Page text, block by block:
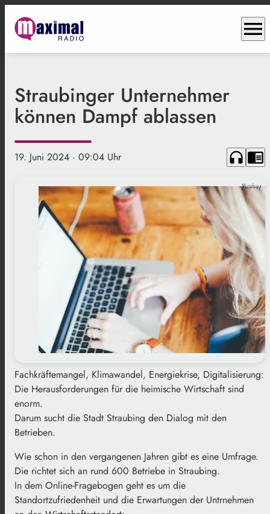
menu
Straubinger Unternehmer
können Dampf ablassen
19. Juni 2024 · 09:04 Uhr headphones chrome_reader_mode
Pixabay
Fachkräftemangel, Klimawandel, Energiekrise, Digitalisierung:
Die Herausforderungen für die heimische Wirtschaft sind
enorm.
Darum sucht die Stadt Straubing den Dialog mit den
Betrieben.
Wie schon in den vergangenen Jahren gibt es eine Umfrage.
Die richtet sich an rund 600 Betriebe in Straubing.
In dem Online-Fragebogen geht es um die
Standortzufriedenheit und die Erwartungen der Untrnehmen